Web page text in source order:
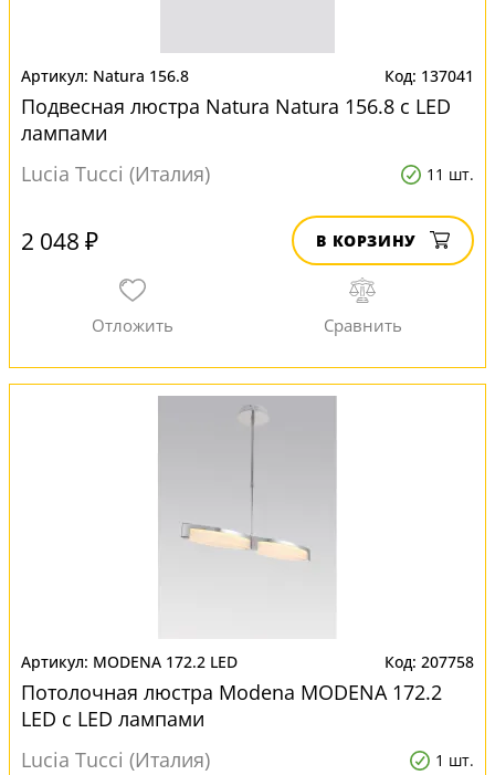
Natura 156.8 137041
Подвесная люстра Natura Natura 156.8 с LED
лампами
Lucia Tucci (Италия)
11 шт.
2 048 ₽ В КОРЗИНУ
MODENA 172.2 LED 207758
Потолочная люстра Modena MODENA 172.2
LED с LED лампами
Lucia Tucci (Италия)
1 шт.